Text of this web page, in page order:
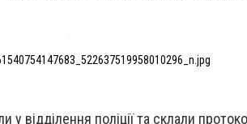
відділення поліції та склали